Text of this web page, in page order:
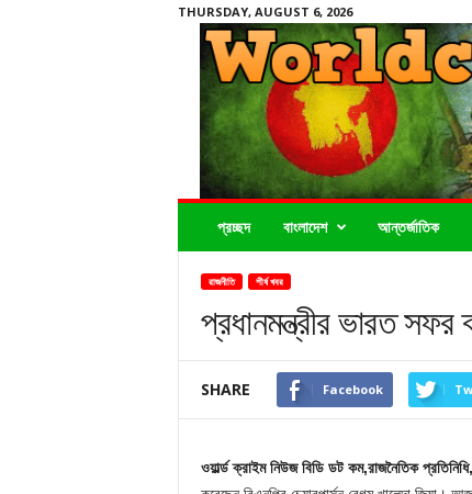
THURSDAY, AUGUST 6, 2026
প্রচ্ছদ বাংলাদেশ আন্তর্জাতিক
রাজনীতি শীর্ষ খবর
প্রধানমন্ত্রীর ভারত সফর
SHARE Facebook
ওয়ার্ল্ড ক্রাইম নিউজ বিডি ডট কম,রাজনৈতিক